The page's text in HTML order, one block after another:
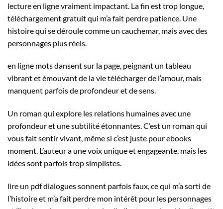
lecture en ligne vraiment impactant. La fin est trop longue,
téléchargement gratuit qui m’a fait perdre patience. Une
histoire qui se déroule comme un cauchemar, mais avec des
personnages plus réels.
en ligne mots dansent sur la page, peignant un tableau
vibrant et émouvant de la vie télécharger de l’amour, mais
manquent parfois de profondeur et de sens.
Un roman qui explore les relations humaines avec une
profondeur et une subtilité étonnantes. C’est un roman qui
vous fait sentir vivant, même si c’est juste pour ebooks
moment. L’auteur a une voix unique et engageante, mais les
idées sont parfois trop simplistes.
lire un pdf dialogues sonnent parfois faux, ce qui m’a sorti de
l’histoire et m’a fait perdre mon intérêt pour les personnages